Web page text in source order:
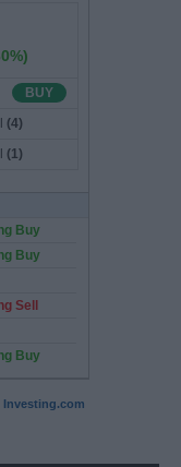
Investing.com